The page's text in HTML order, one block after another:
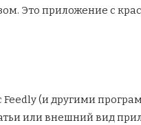
Это приложение с
Feedly (и другими
или внешний вид